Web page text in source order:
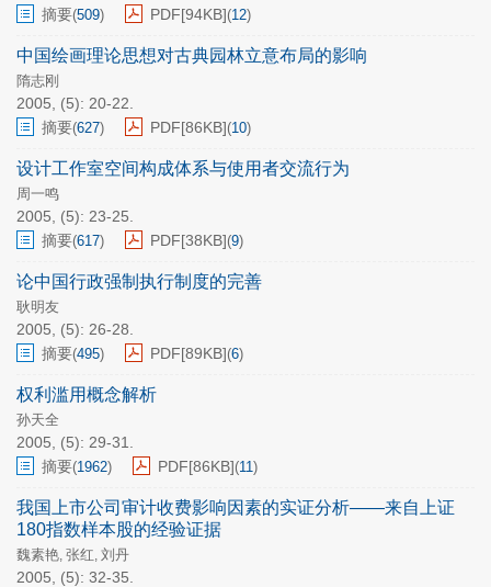
摘要(509) PDF[94KB](12)
中国绘画理论思想对古典园林立意布局的影响
隋志刚
2005, (5): 20-22.
摘要(627) PDF[86KB](10)
设计工作室空间构成体系与使用者交流行为
周一鸣
2005, (5): 23-25.
摘要(617) PDF[38KB](9)
论中国行政强制执行制度的完善
耿明友
2005, (5): 26-28.
摘要(495) PDF[89KB](6)
权利滥用概念解析
孙天全
2005, (5): 29-31.
摘要(1962) PDF[86KB](11)
我国上市公司审计收费影响因素的实证分析——来自上证
180指数样本股的经验证据
魏素艳, 张红, 刘丹
2005, (5): 32-35.